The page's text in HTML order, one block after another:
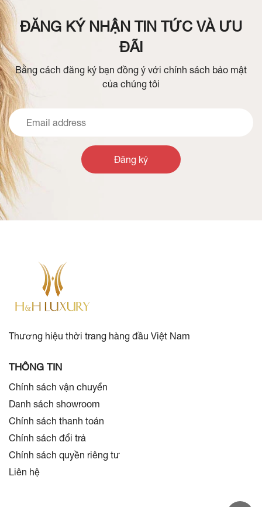
ĐĂNG KÝ NHẬN TIN TỨC VÀ ƯU
ĐÃI
Bằng cách đăng ký bạn đồng ý với chính sách bảo mật
của chúng tôi
Đăng ký
Thương hiệu thời trang hàng đầu Việt Nam
THÔNG TIN
Chính sách vận chuyển
Danh sách showroom
Chính sách thanh toán
Chính sách đổi trả
Chính sách quyền riêng tư
Liên hệ